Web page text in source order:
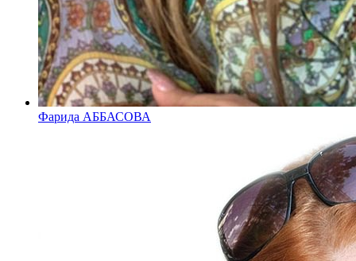
Фарида АББАСОВА